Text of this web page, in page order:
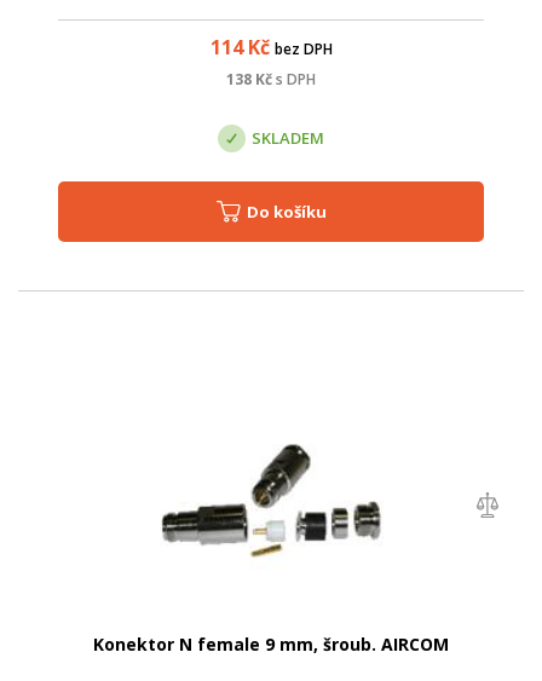
114Kč bez DPH
138 Kčs DPH
SKLADEM
Do košíku
Konektor N female 9 mm, šroub. AIRCOM